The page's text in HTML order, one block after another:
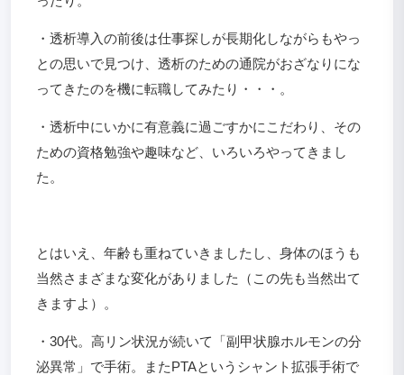
・透析導入の前後は仕事探しが長期化しながらもやっ
との思いで見つけ、透析のための通院がおざなりにな
ってきたのを機に転職してみたり・・・。
・透析中にいかに有意義に過ごすかにこだわり、その
ための資格勉強や趣味など、いろいろやってきまし
た。
とはいえ、年齢も重ねていきましたし、身体のほうも
当然さまざまな変化がありました（この先も当然出て
きますよ）。
・30代。高リン状況が続いて「副甲状腺ホルモンの分
泌異常」で手術。またPTAというシャント拡張手術で